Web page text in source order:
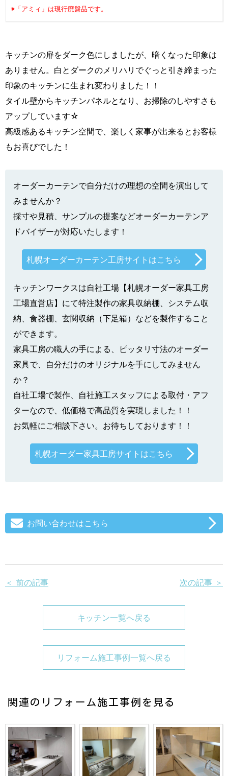
※「アミィ」は現行廃盤品です。
キッチンの扉をダーク色にしましたが、暗くなった印象は
ありません。白とダークのメリハリでぐっと引き締まった
印象のキッチンに生まれ変わりました！！
タイル壁からキッチンパネルとなり、お掃除のしやすさも
アップしています☆
高級感あるキッチン空間で、楽しく家事が出来るとお客様
もお喜びでした！
オーダーカーテンで自分だけの理想の空間を演出して
みませんか？
採寸や見積、サンプルの提案などオーダーカーテンア
ドバイザーが対応いたします！
札幌オーダーカーテン工房サイトはこちら
キッチンワークスは自社工場【札幌オーダー家具工房
工場直営店】にて特注製作の家具収納棚、システム収
納、食器棚、玄関収納（下足箱）などを製作すること
ができます。
家具工房の職人の手による、ピッタリ寸法のオーダー
家具で、自分だけのオリジナルを手にしてみません
か？
自社工場で製作、自社施工スタッフによる取付・アフ
ターなので、低価格で高品質を実現しました！！
お気軽にご相談下さい。お待ちしております！！
札幌オーダー家具工房サイトはこちら
お問い合わせはこちら
＜ 前の記事 次の記事 ＞
キッチン一覧へ戻る
リフォーム施工事例一覧へ戻る
関連のリフォーム施工事例を見る